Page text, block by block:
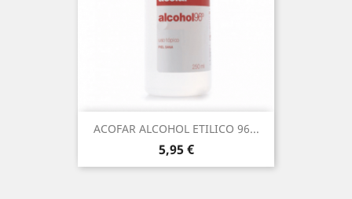
ACOFAR ALCOHOL ETILICO 96...
Precio
5,95 €